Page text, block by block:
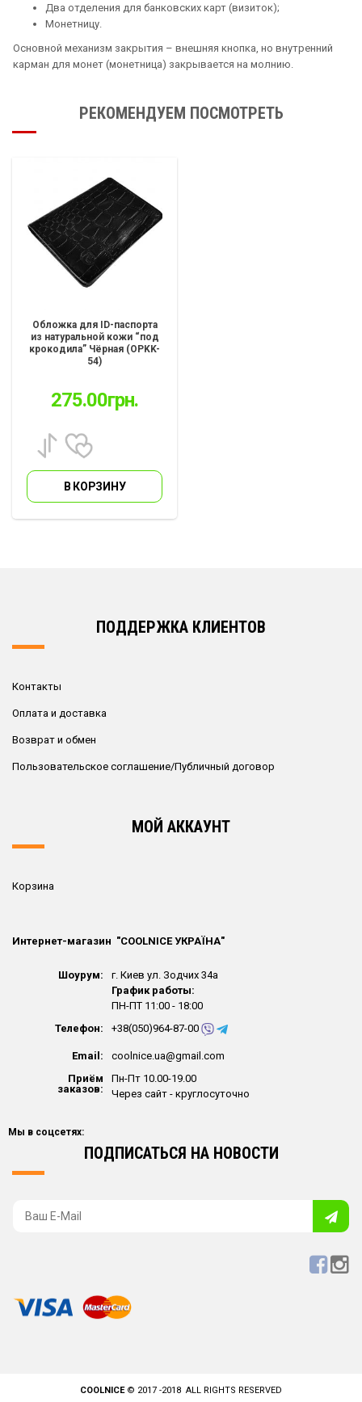
Два отделения для банковских карт (визиток);
Монетницу.
Основной механизм закрытия – внешняя кнопка, но внутренний
карман для монет (монетница) закрывается на молнию.
РЕКОМЕНДУЕМ ПОСМОТРЕТЬ
Обложка для ID-паспорта
из натуральной кожи “под
крокодила” Чёрная (OPKK-
54)
275.00грн.
В КОРЗИНУ
ПОДДЕРЖКА КЛИЕНТОВ
Контакты
Оплата и доставка
Возврат и обмен
Пользовательское соглашение/Публичный договор
МОЙ АККАУНТ
Корзина
Интернет-магазин "СOOLNICE УКРАЇНА"
Шоурум:
г. Киев ул. Зодчих 34а
График работы:
ПН-ПТ 11:00 - 18:00
Телефон:
+38(050)964-87-00
Email:
coolnice.ua@gmail.com
Приём
заказов:
Пн-Пт 10.00-19.00
Через сайт - круглосуточно
ПОДПИСАТЬСЯ НА НОВОСТИ
Мы в соцсетях:
COOLNICE© 2017 -2018 ALL RIGHTS RESERVED